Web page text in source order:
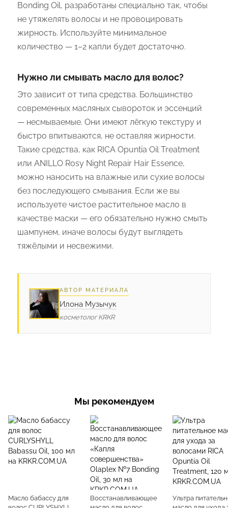
Bonding Oil, разработаны специально так, чтобы
не утяжелять волосы и не провоцировать
жирность. Используйте минимальное
количество — 1–2 капли будет достаточно.
Нужно ли смывать масло для волос?
Это зависит от типа средства. Большинство
современных масляных сывороток и эссенций
— несмываемые. Они имеют лёгкую текстуру и
быстро впитываются, не оставляя жирности.
Такие средства, как RICA Opuntia Oil Treatment
или ANILLO Rosy Night Repair Hair Essence,
можно наносить на влажные или сухие волосы
без последующего смывания. Если же вы
используете чистое растительное масло в
качестве маски — его обязательно нужно смыть
шампунем, иначе волосы будут выглядеть
тяжёлыми и несвежими.
АВТОР МАТЕРИАЛА
Илона Музычук
косметолог KRKR
Мы рекомендуем
Масло бабассу для
Восстанавливающее
Ультра